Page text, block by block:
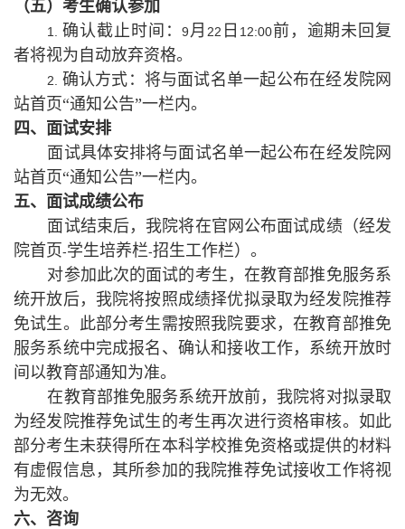
（五）考生确认参加
1.确认截止时间：9月22 日 12:00前，逾期未回复
者将视为自动放弃资格。
2. 确认方式：将与面试名单一起公布在经发院网
站首页“通知公告”一栏内。
四、面试安排
面试具体安排将与面试名单一起公布在经发院网
站首页“通知公告”一栏内。
五、面试成绩公布
面试结束后，我院将在官网公布面试成绩（经发
院首页-学生培养栏-招生工作栏）。
对参加此次的面试的考生，在教育部推免服务系
统开放后，我院将按照成绩择优拟录取为经发院推荐
免试生。此部分考生需按照我院要求，在教育部推免
服务系统中完成报名、确认和接收工作，系统开放时
间以教育部通知为准。
在教育部推免服务系统开放前，我院将对拟录取
为经发院推荐免试生的考生再次进行资格审核。如此
部分考生未获得所在本科学校推免资格或提供的材料
有虚假信息，其所参加的我院推荐免试接收工作将视
为无效。
六、咨询